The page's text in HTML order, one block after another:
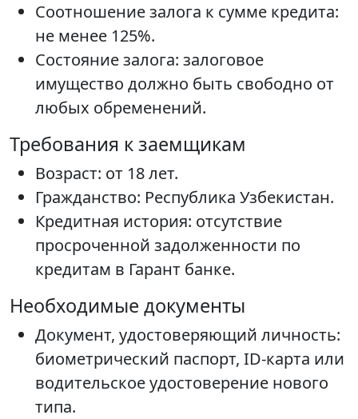
Соотношение залога к сумме кредита:
не менее 125%.
Состояние залога: залоговое
имущество должно быть свободно от
любых обременений.
Требования к заемщикам
Возраст: от 18 лет.
Гражданство: Республика Узбекистан.
Кредитная история: отсутствие
просроченной задолженности по
кредитам в Гарант банке.
Необходимые документы
Документ, удостоверяющий личность:
биометрический паспорт, ID-карта или
водительское удостоверение нового
типа.